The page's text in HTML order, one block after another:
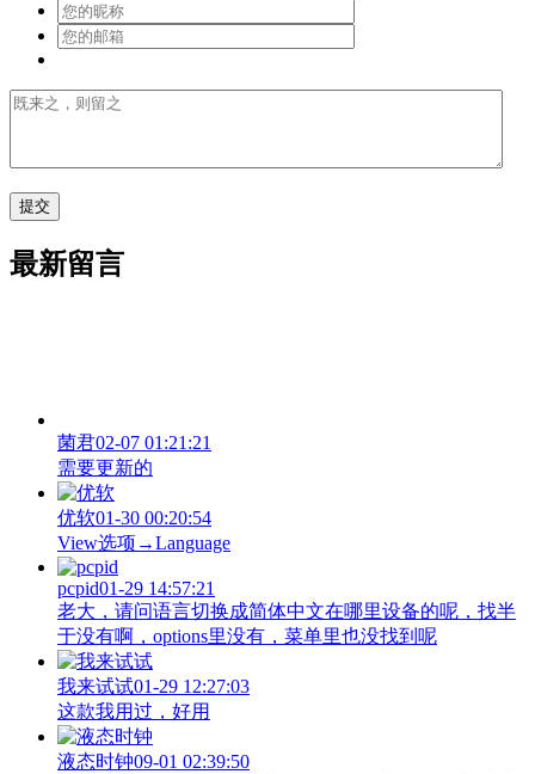
最新留言
菌君02-07 01:21:21
需要更新的
优软01-30 00:20:54
View‌选项→Language
pcpid01-29 14:57:21
老大，请问语言切换成简体中文在哪里设备的呢，找半
于没有啊，options里没有，菜单里也没找到呢
我来试试01-29 12:27:03
这款我用过，好用
液态时钟09-01 02:39:50